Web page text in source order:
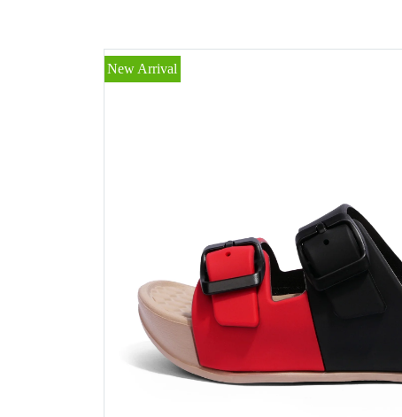
New Arrival